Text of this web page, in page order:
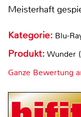
Meisterhaft
Kategorie: Blu-
Produkt: Wunder
Ganze Bewertung